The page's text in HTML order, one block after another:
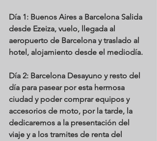
Día 1: Buenos Aires a Barcelona Salida
desde Ezeiza, vuelo, llegada al
aeropuerto de Barcelona y traslado al
hotel, alojamiento desde el mediodía.
Día 2: Barcelona Desayuno y resto del
día para pasear por esta hermosa
ciudad y poder comprar equipos y
accesorios de moto, por la tarde, la
dedicaremos a la presentación del
viaje y a los tramites de renta del